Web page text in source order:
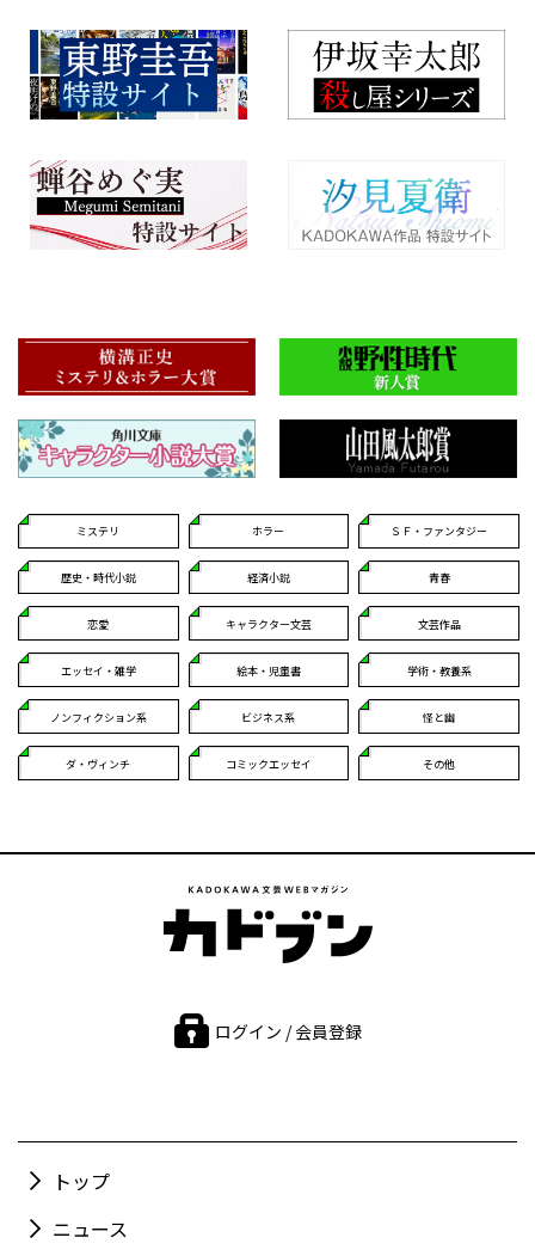
ミステリ ホラー ＳＦ・ファンタジー
歴史・時代小説 経済小説 青春
恋愛 キャラクター文芸 文芸作品
エッセイ・雑学 絵本・児童書 学術・教養系
ノンフィクション系 ビジネス系 怪と幽
ダ・ヴィンチ コミックエッセイ その他
ログイン / 会員登録
トップ
ニュース